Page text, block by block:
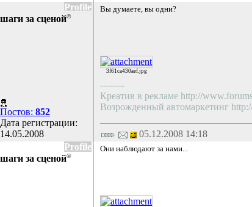
Profile
шаги за сценой©
Постов: 852
Дата регистрации:
14.05.2008
Вы думаете, вы одни?
3f61ca430aef.jpg
--------
Креатив в рекламе http://
Возрожденный автомаркетинг
05.12.2008 14:18
Profile
шаги за сценой©
Они наблюдают за нами...